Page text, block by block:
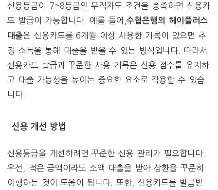
신용등급이 7~8등급인 무직자도 조건을 충족하면 신용카
드 발급이 가능합니다. 예를 들어, 수협은행의 헤이플러스
대출은 신용카드를 6개월 이상 사용한 기록이 있으면 추
정 소득을 통해 대출을 받을 수 있는 방식입니다. 따라서
신용카드 발급과 꾸준한 사용 기록은 신용 점수를 유지하
고 대출 가능성을 높이는 중요한 요소로 작용할 수 있습
니다.
신용 개선 방법
신용등급을 개선하려면 꾸준한 신용 관리가 필요합니다.
우선, 적은 금액이라도 소액 대출을 받아 상환을 꾸준히
이행하는 것이 도움이 됩니다. 또한, 신용카드를 발급받